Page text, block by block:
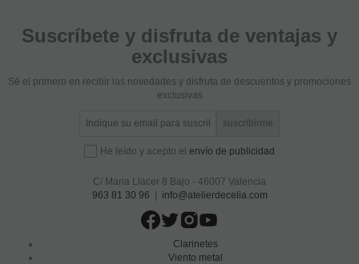
Suscríbete y disfruta de ventajas y
exclusivas
Sé el primero en recibir las novedades y disfruta de descuentos y promociones
exclusivas
He leído y acepto el envío de publicidad
C/ Maria Llacer 8 Bajo - 46007 Valencia
963 81 30 96 | info@atelierdecelia.com
Clarinetes
Viento metal